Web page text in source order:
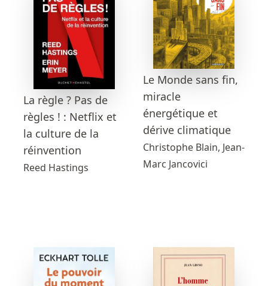
La règle ? Pas de
règles ! : Netflix et
la culture de la
réinvention
Reed Hastings
Le Monde sans fin,
miracle
énergétique et
dérive climatique
Christophe Blain, Jean-
Marc Jancovici